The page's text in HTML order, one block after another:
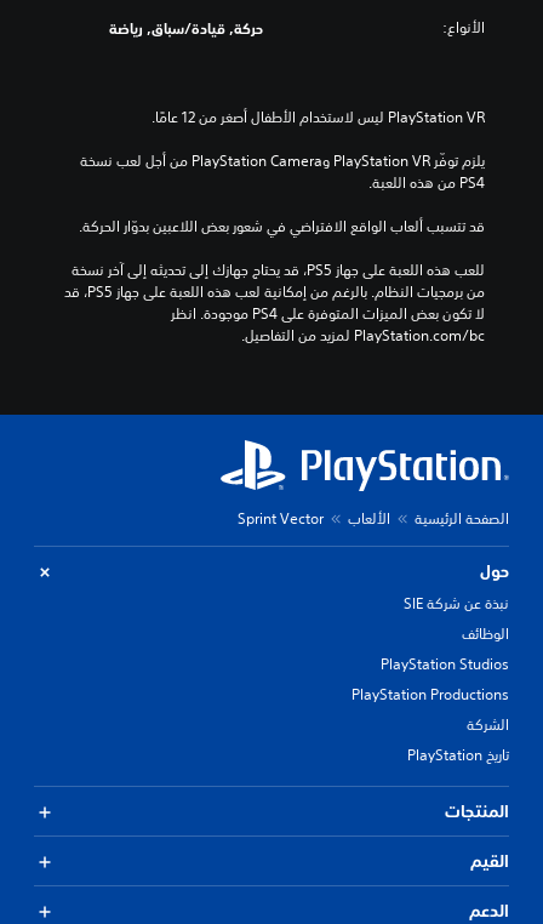
الأنواع: حركة, قيادة/سباق, رياضة
PS4 من هذه اللعبة.
قد تتسبب ألعاب الواقع الافتراضي في شعور بعض اللاعبين بدوّار الحركة.
‎PlayStation.com/bc لمزيد من التفاصيل.
الصفحة الرئيسية الألعاب Sprint Vector
حول
نبذة عن شركة SIE
الوظائف
PlayStation Studios
PlayStation Productions
الشركة
تاريخ PlayStation
المنتجات
القيم
الدعم